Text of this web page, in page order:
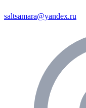
saltsamara@yandex.ru